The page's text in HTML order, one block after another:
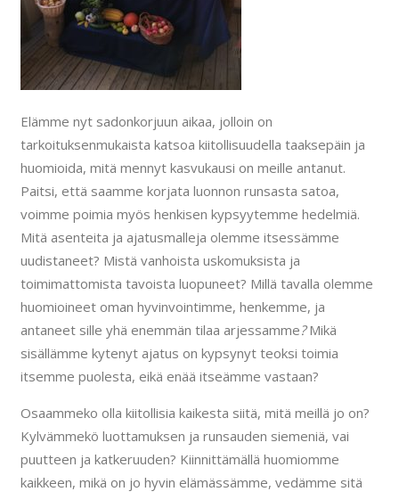
Elämme nyt sadonkorjuun aikaa, jolloin on
tarkoituksenmukaista katsoa kiitollisuudella taaksepäin ja
huomioida, mitä mennyt kasvukausi on meille antanut.
Paitsi, että saamme korjata luonnon runsasta satoa,
voimme poimia myös henkisen kypsyytemme hedelmiä.
Mitä asenteita ja ajatusmalleja olemme itsessämme
uudistaneet? Mistä vanhoista uskomuksista ja
toimimattomista tavoista luopuneet? Millä tavalla olemme
huomioineet oman hyvinvointimme, henkemme, ja
antaneet sille yhä enemmän tilaa arjessamme?Mikä
sisällämme kytenyt ajatus on kypsynyt teoksi toimia
itsemme puolesta, eikä enää itseämme vastaan?
Osaammeko olla kiitollisia kaikesta siitä, mitä meillä jo on?
Kylvämmekö luottamuksen ja runsauden siemeniä, vai
puutteen ja katkeruuden? Kiinnittämällä huomiomme
kaikkeen, mikä on jo hyvin elämässämme, vedämme sitä